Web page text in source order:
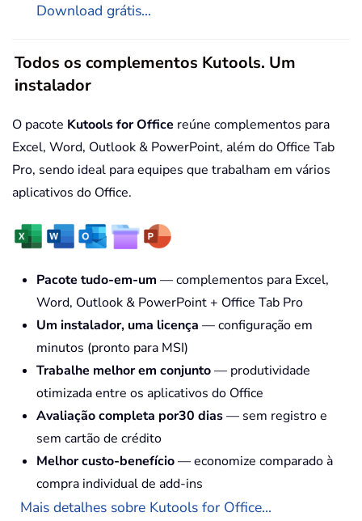
Download grátis...
Todos os complementos Kutools. Um
instalador
O pacote Kutools for Office reúne complementos para
Excel, Word, Outlook & PowerPoint, além do Office Tab
Pro, sendo ideal para equipes que trabalham em vários
aplicativos do Office.
Pacote tudo-em-um — complementos para Excel,
Word, Outlook & PowerPoint + Office Tab Pro
Um instalador, uma licença — configuração em
minutos (pronto para MSI)
Trabalhe melhor em conjunto— produtividade
otimizada entre os aplicativos do Office
Avaliação completa por30 dias— sem registro e
sem cartão de crédito
Melhor custo-benefício— economize comparado à
compra individual de add-ins
Mais detalhes sobre Kutools for Office...